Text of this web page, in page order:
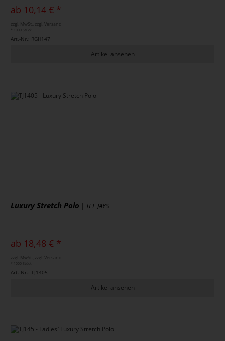
ab 10,14 € *
zzgl. MwSt., zzgl. Versand
Art.-Nr.: RGH147
Artikel ansehen
Luxury Stretch Polo | TEE JAYS
ab 18,48 € *
zzgl. MwSt., zzgl. Versand
Art.-Nr.: TJ1405
Artikel ansehen